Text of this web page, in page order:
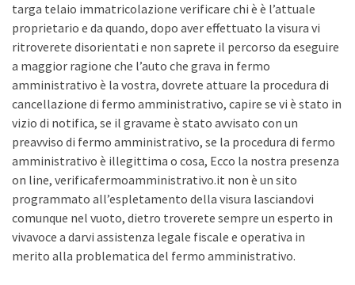
targa telaio immatricolazione verificare chi è è l’attuale
proprietario e da quando, dopo aver effettuato la visura vi
ritroverete disorientati e non saprete il percorso da eseguire
a maggior ragione che l’auto che grava in fermo
amministrativo è la vostra, dovrete attuare la procedura di
cancellazione di fermo amministrativo, capire se vi è stato in
vizio di notifica, se il gravame è stato avvisato con un
preavviso di fermo amministrativo, se la procedura di fermo
amministrativo è illegittima o cosa, Ecco la nostra presenza
on line, verificafermoamministrativo.it non è un sito
programmato all’espletamento della visura lasciandovi
comunque nel vuoto, dietro troverete sempre un esperto in
vivavoce a darvi assistenza legale fiscale e operativa in
merito alla problematica del fermo amministrativo.